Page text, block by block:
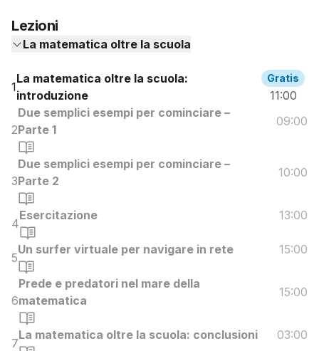
Lezioni
La matematica oltre la scuola
1
La matematica oltre la scuola:
introduzione
Gratis
11:00
2
Due semplici esempi per cominciare –
Parte 1
09:00
3
Due semplici esempi per cominciare –
Parte 2
10:00
4
Esercitazione 13:00
5
Un surfer virtuale per navigare in rete 15:00
6
Prede e predatori nel mare della
matematica
15:00
7
La matematica oltre la scuola: conclusioni 03:00